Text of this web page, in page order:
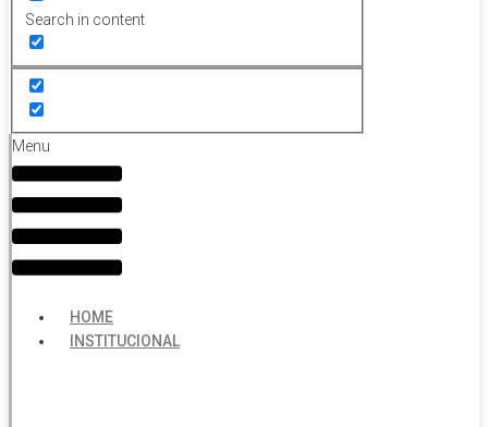
Search in content
Menu
HOME
INSTITUCIONAL